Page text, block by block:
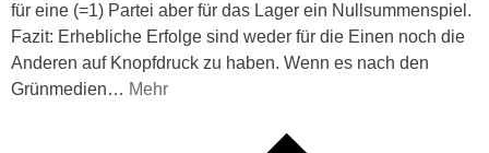
für eine (=1) Partei aber für das Lager ein Nullsummenspiel.
Fazit: Erhebliche Erfolge sind weder für die Einen noch die
Anderen auf Knopfdruck zu haben. Wenn es nach den
Grünmedien… Mehr